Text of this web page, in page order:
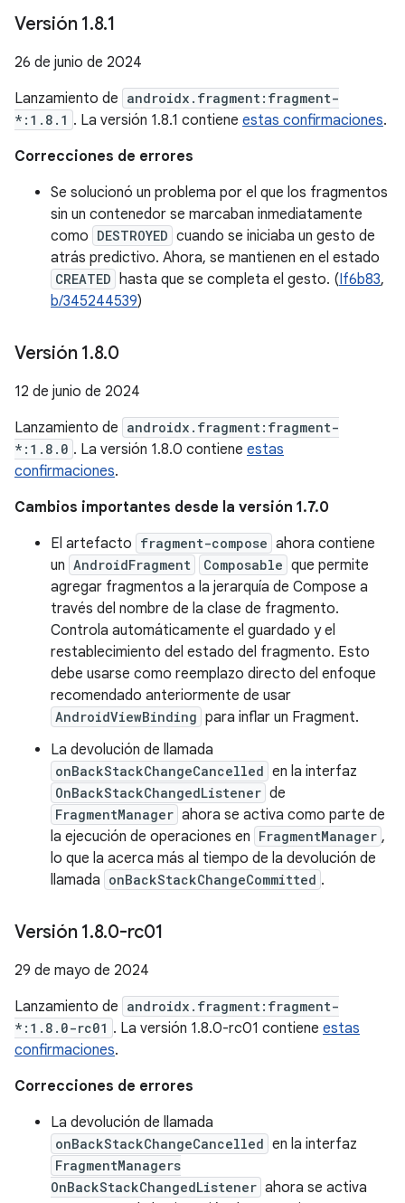
Versión 1.8.1
26 de junio de 2024
Lanzamiento de androidx.fragment:fragment-
*:1.8.1 . La versión 1.8.1 contiene estas confirmaciones.
Correcciones de errores
Se solucionó un problema por el que los fragmentos
sin un contenedor se marcaban inmediatamente
como DESTROYED cuando se iniciaba un gesto de
atrás predictivo. Ahora, se mantienen en el estado
CREATED hasta que se completa el gesto. (If6b83,
b/345244539)
Versión 1.8.0
12 de junio de 2024
Lanzamiento de androidx.fragment:fragment-
*:1.8.0 . La versión 1.8.0 contiene estas
confirmaciones.
Cambios importantes desde la versión 1.7.0
El artefacto fragment-compose ahora contiene
un AndroidFragment Composable que permite
agregar fragmentos a la jerarquía de Compose a
través del nombre de la clase de fragmento.
Controla automáticamente el guardado y el
restablecimiento del estado del fragmento. Esto
debe usarse como reemplazo directo del enfoque
recomendado anteriormente de usar
AndroidViewBinding para inflar un Fragment.
La devolución de llamada
onBackStackChangeCancelled en la interfaz
OnBackStackChangedListener de
FragmentManager ahora se activa como parte de
la ejecución de operaciones en FragmentManager ,
lo que la acerca más al tiempo de la devolución de
llamada onBackStackChangeCommitted .
Versión 1.8.0-rc01
29 de mayo de 2024
Lanzamiento de androidx.fragment:fragment-
*:1.8.0-rc01 . La versión 1.8.0-rc01 contiene estas
confirmaciones.
Correcciones de errores
La devolución de llamada
onBackStackChangeCancelled en la interfaz
FragmentManagers
OnBackStackChangedListener ahora se activa